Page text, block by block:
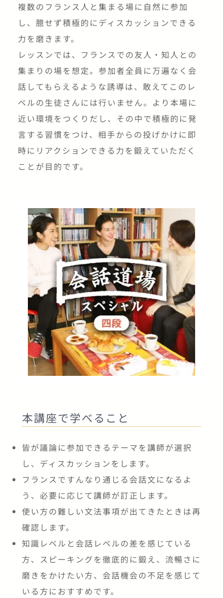
複数のフランス人と集まる場に自然に参加
し、臆せず積極的にディスカッションできる
力を磨きます。
レッスンでは、フランスでの友人・知人との
集まりの場を想定。参加者全員に万遍なく会
話してもらえるような誘導は、敢えてこのレ
ベルの生徒さんには行いません。より本場に
近い環境をつくりだし、その中で積極的に発
言する習慣をつけ、相手からの投げかけに即
時にリアクションできる力を鍛えていただく
ことが目的です。
本講座で学べること
皆が議論に参加できるテーマを講師が選択
し、ディスカッションをします。
フランスですんなり通じる会話文になるよ
う、必要に応じて講師が訂正します。
使い方の難しい文法事項が出てきたときは再
確認します。
知識レベルと会話レベルの差を感じている
方、スピーキングを徹底的に鍛え、流暢さに
磨きをかけたい方、会話機会の不足を感じて
いる方におすすめです。